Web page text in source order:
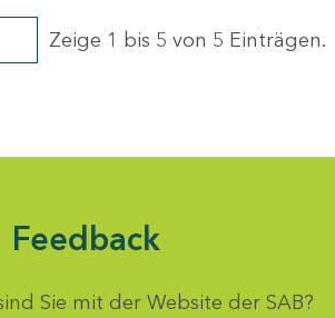
Zeige 1 bis 5 von 5 Einträgen.
Feedback
Sie mit der Website der SAB?